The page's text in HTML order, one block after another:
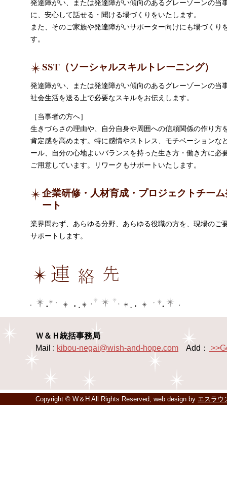
発達障がい、または発達障がい傾向のあるグレーゾーンの当
に、安心して話せる・聞ける場づくりをいたします。
また、そのご家族や発達障がいサポーター向けにも場づくり
す。
SST（ソーシャルスキルトレーニング）
発達障がい、または発達障がい傾向のあるグレーゾーンの当
社会生活を送る上で必要なスキルをお伝えします。
［当事者の方へ］
生きづらさの理由や、自分自身や周囲への信頼関係の作り方
肯定感を高めます。特に感情やストレス、モチベーションな
ール、自分の心地よいバランスを持った生き方・働き方に必
ご用意しています。リワークもサポートいたします。
企業研修・人材育成・プロジェクトチー
ート
業界問わず、あらゆる分野、あらゆる役職の方を、現場のご
サポートします。
Ｗ＆Ｈ統括事務局
Mail : kibou-negai@wish-and-hope.com Add：
Copyright © W＆H All Rights Reserved, web design by エスラウ